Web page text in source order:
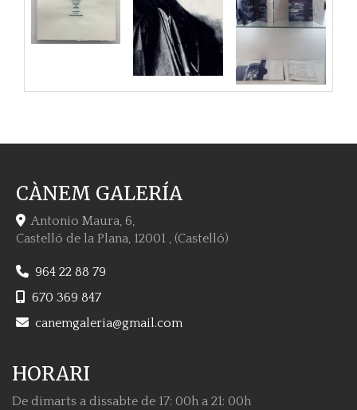
CÀNEM GALERÍA
Antonio Maura, 6,
Castelló de la Plana, 12001 , (Castelló)
964 22 88 79
670 369 847
canemgaleria
gmail.com
HORARI
De dimarts a dissabte de 17: 00h a 21: 00h